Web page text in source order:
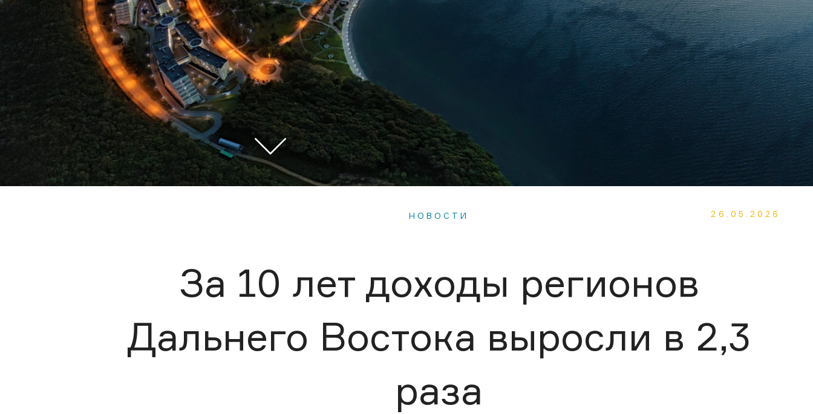
НОВОСТИ 26.05.2026
За 10 лет доходы регионов
Дальнего Востока выросли в 2,3
раза